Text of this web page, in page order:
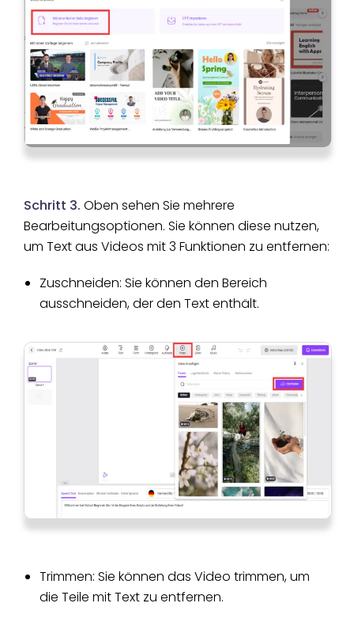
Schritt 3. Oben sehen Sie mehrere
Bearbeitungsoptionen. Sie können diese nutzen,
um Text aus Videos mit 3 Funktionen zu entfernen:
Zuschneiden: Sie können den Bereich
ausschneiden, der den Text enthält.
Trimmen: Sie können das Video trimmen, um
die Teile mit Text zu entfernen.